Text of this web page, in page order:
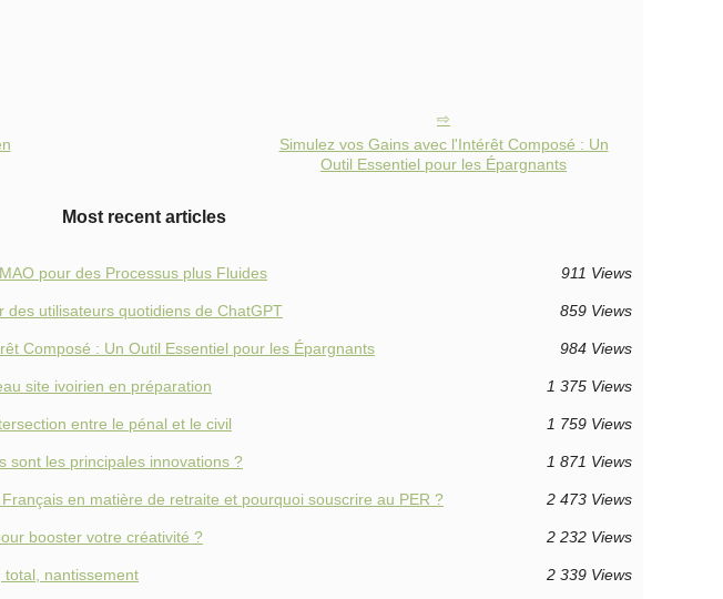
Simulez vos Gains avec l'Intérêt Composé : Un
Outil Essentiel pour les Épargnants
Most recent articles
pour des Processus plus Fluides 911 Views
des utilisateurs quotidiens de ChatGPT 859 Views
Composé : Un Outil Essentiel pour les Épargnants 984 Views
site ivoirien en préparation 1 375 Views
entre le pénal et le civil 1 759 Views
sont les principales innovations ? 1 871 Views
en matière de retraite et pourquoi souscrire au PER ? 2 473 Views
booster votre créativité ? 2 232 Views
nantissement 2 339 Views